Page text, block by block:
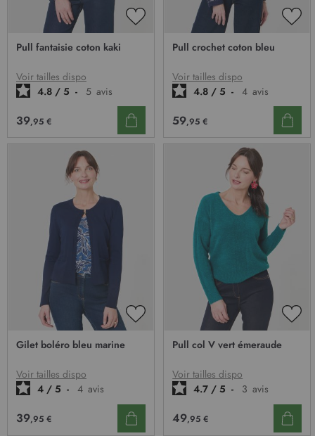
D’ENVIE
Pull fantaisie coton kaki
Voir tailles dispo
4.8 / 5 - 5 avis
39,95 €
Pull crochet coton bleu
Voir tailles dispo
4.8 / 5 - 4 avis
59,95 €
D’ENVIE
Gilet boléro bleu marine
Voir tailles dispo
4 / 5 - 4 avis
39,95 €
Pull col V vert émeraude
Voir tailles dispo
4.7 / 5 - 3 avis
49,95 €